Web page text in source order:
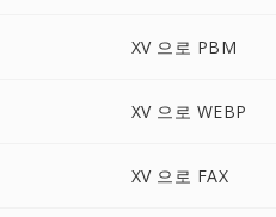
XV 으로 PBM
XV 으로 WEBP
XV 으로 FAX